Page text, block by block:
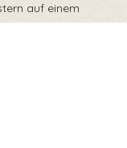
auf einem